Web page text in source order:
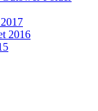
2016